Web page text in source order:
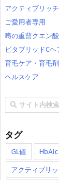
アクティブリッ
ご愛用者専用
噂の重曹クエン
ビタブリッドCヘ
育毛ケア・育毛剤
ヘルスケア
タグ
GL値 HbAlc
アクティブリ